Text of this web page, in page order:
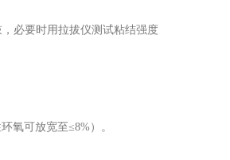
，必要时用拉拔仪测试粘结强度
氧可放宽至≤8%）。